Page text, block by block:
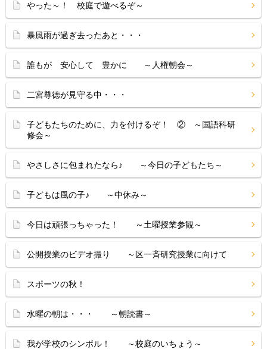
やった～！ 校庭で遊べるぞ～
暴風雨が過ぎ去ったあと・・・
誰もが 安心して 豊かに ～人権朝会～
二宮尊徳が見守る中・・・
子どもたちのために、力を付けるぞ！ ② ～国語科研
修会～
やさしさに包まれたなら♪ ～今日の子どもたち～
子どもは風の子♪ ～中休み～
今日は頑張っちゃった！ ～土曜授業参観～
公開授業のビデオ撮り ～区一斉研究授業に向けて
スポーツの秋！
水曜の朝は・・・ ～朝読書～
我が学校のシンボル！ ～校庭のいちょう～